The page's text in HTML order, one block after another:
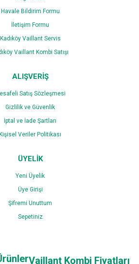
Havale Bildirim Formu
İletişim Formu
Kadıköy Vaillant Servis
Vaillant Kombi Satışı
ALIŞVERİŞ
Satış Sözleşmesi
Gizlilik ve Güvenlik
İptal ve İade Şartları
Kişisel Veriler Politikası
ÜYELİK
Yeni Üyelik
Üye Girişi
Şifremi Unuttum
Sepetiniz
Vaillant Kombi Fiyatları